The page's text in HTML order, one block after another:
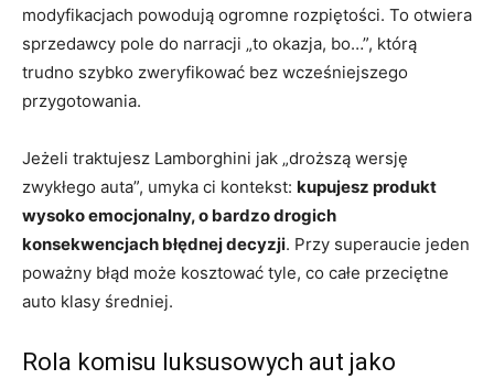
modyfikacjach powodują ogromne rozpiętości. To otwiera
sprzedawcy pole do narracji „to okazja, bo…”, którą
trudno szybko zweryfikować bez wcześniejszego
przygotowania.
Jeżeli traktujesz Lamborghini jak „droższą wersję
zwykłego auta”, umyka ci kontekst: kupujesz produkt
wysoko emocjonalny, o bardzo drogich
konsekwencjach błędnej decyzji. Przy superaucie jeden
poważny błąd może kosztować tyle, co całe przeciętne
auto klasy średniej.
Rola komisu luksusowych aut jako